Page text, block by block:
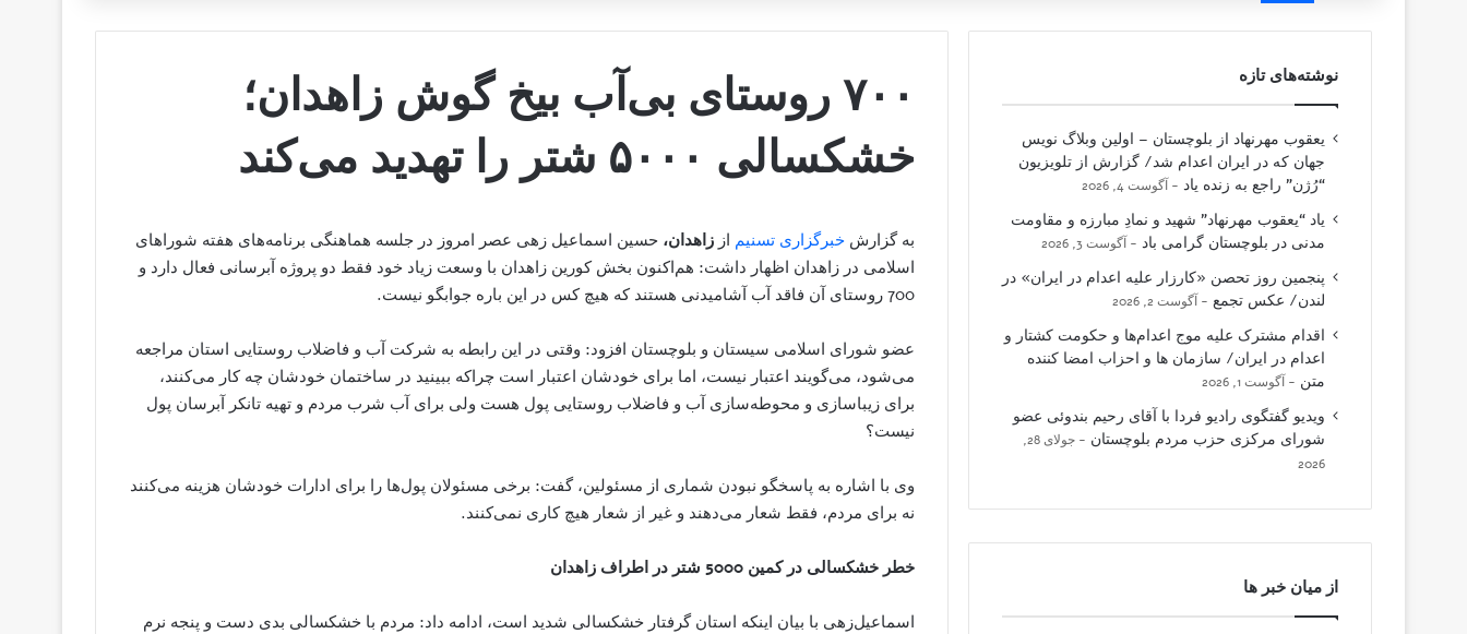
۷۰۰ روستای بی‌آب بیخ گوش زاهدان؛
خشکسالی ۵۰۰۰ شتر را تهدید می‌کند
به گزارش خبرگزاری تسنیم از زاهدان، حسین اسماعیل زهی عصر امروز در جلسه هماهنگی برنامه‌های هفته شوراهای
اسلامی در زاهدان اظهار داشت: هم‌اکنون بخش کورین زاهدان با وسعت زیاد خود فقط دو پروژه آبرسانی فعال دارد و
700 روستای آن فاقد آب آشامیدنی هستند که هیچ کس در این باره جوابگو نیست.
عضو شورای اسلامی سیستان و بلوچستان افزود: وقتی در این رابطه به شرکت آب و فاضلاب روستایی استان مراجعه
می‌شود، می‌گویند اعتبار نیست، اما برای خودشان اعتبار است چراکه ببینید در ساختمان خودشان چه کار می‌کنند،
برای زیباسازی و محوطه‌سازی آب و فاضلاب روستایی پول هست ولی برای آب شرب مردم و تهیه تانکر آبرسان پول
نیست؟
وی با اشاره به پاسخگو نبودن شماری از مسئولین، گفت: برخی مسئولان پول‌ها را برای ادارات خودشان هزینه می‌کنند
نه برای مردم، فقط شعار می‌دهند و غیر از شعار هیچ کاری نمی‌کنند.
خطر خشکسالی در کمین 5000 شتر در اطراف زاهدان
اسماعیل‌زهی با بیان اینکه استان گرفتار خشکسالی شدید است، ادامه داد: مردم با خشکسالی بدی دست و پنجه نرم
نوشته‌های تازه
یعقوب مهرنهاد از بلوچستان – اولین وبلاگ نویس
جهان که در ایران اعدام شد/ گزارش از تلویزیون
“رُژن” راجع به زنده یاد
آگوست 4, 2026
یاد “یعقوب مهرنهاد” شهید و نمادِ مبارزه و مقاومت
مدنی در بلوچستان گرامی باد
آگوست 3, 2026
پنجمین روز تحصن «کارزار علیه اعدام در ایران» در
لندن/ عکس تجمع
آگوست 2, 2026
اقدام مشترک علیه موج اعدام‌ها و حکومت کشتار و
اعدام در ایران/ سازمان ها و احزاب امضا کننده
متن
آگوست 1, 2026
ویدیو گفتگوی رادیو فردا با آقای رحیم بندوئی عضو
شورای مرکزی حزب مردم بلوچستان
جولای 28,
2026
از میان خبر ها